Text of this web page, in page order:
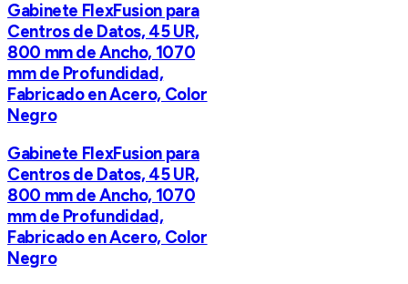
Gabinete FlexFusion para
Centros de Datos, 45 UR,
800 mm de Ancho, 1070
mm de Profundidad,
Fabricado en Acero, Color
Negro
Gabinete FlexFusion para
Centros de Datos, 45 UR,
800 mm de Ancho, 1070
mm de Profundidad,
Fabricado en Acero, Color
Negro